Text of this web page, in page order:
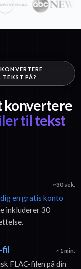
TEKST PÅ?
konvertere
til tekst
~30 sek.
en gratis konto
inkluderer 30
fil ~1 min.
FLAC-filen på din